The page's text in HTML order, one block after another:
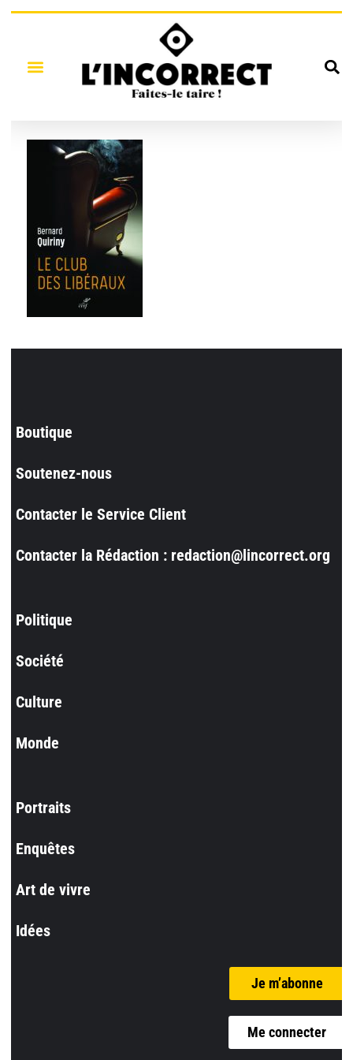
Boutique
Soutenez-nous
Contacter le Service Client
Contacter la Rédaction : redaction@lincorrect.org
Politique
Société
Culture
Monde
Portraits
Enquêtes
Art de vivre
Idées
Je m’abonne
Me connecter